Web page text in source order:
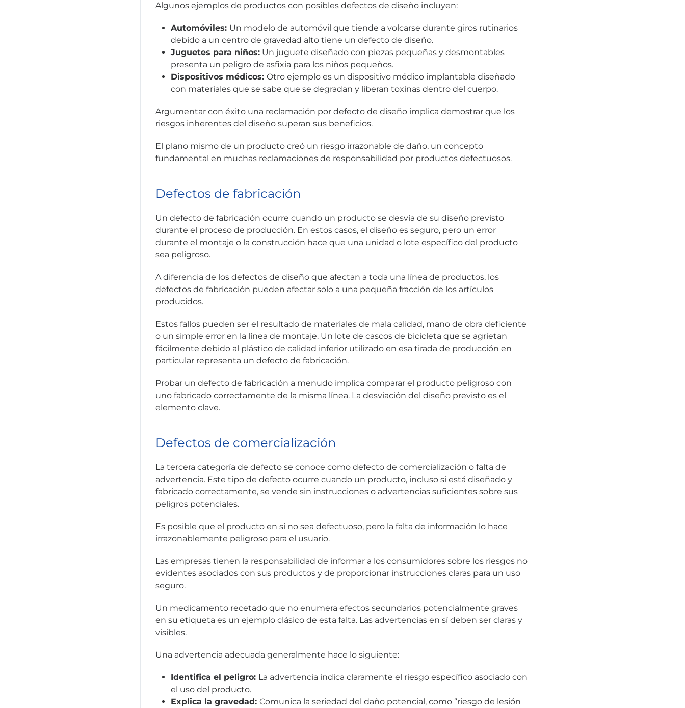
Algunos ejemplos de productos con posibles defectos de diseño incluyen:
Automóviles: Un modelo de automóvil que tiende a volcarse durante giros rutinarios
debido a un centro de gravedad alto tiene un defecto de diseño.
Juguetes para niños:Un juguete diseñado con piezas pequeñas y desmontables
presenta un peligro de asfixia para los niños pequeños.
Dispositivos médicos: Otro ejemplo es un dispositivo médico implantable diseñado
con materiales que se sabe que se degradan y liberan toxinas dentro del cuerpo.
Argumentar con éxito una reclamación por defecto de diseño implica demostrar que los
riesgos inherentes del diseño superan sus beneficios.
El plano mismo de un producto creó un riesgo irrazonable de daño, un concepto
fundamental en muchas reclamaciones de responsabilidad por productos defectuosos.
Defectos de fabricación
Un defecto de fabricación ocurre cuando un producto se desvía de su diseño previsto
durante el proceso de producción. En estos casos, el diseño es seguro, pero un error
durante el montaje o la construcción hace que una unidad o lote específico del producto
sea peligroso.
A diferencia de los defectos de diseño que afectan a toda una línea de productos, los
defectos de fabricación pueden afectar solo a una pequeña fracción de los artículos
producidos.
Estos fallos pueden ser el resultado de materiales de mala calidad, mano de obra deficiente
o un simple error en la línea de montaje. Un lote de cascos de bicicleta que se agrietan
fácilmente debido al plástico de calidad inferior utilizado en esa tirada de producción en
particular representa un defecto de fabricación.
Probar un defecto de fabricación a menudo implica comparar el producto peligroso con
uno fabricado correctamente de la misma línea. La desviación del diseño previsto es el
elemento clave.
Defectos de comercialización
La tercera categoría de defecto se conoce como defecto de comercialización o falta de
advertencia. Este tipo de defecto ocurre cuando un producto, incluso si está diseñado y
fabricado correctamente, se vende sin instrucciones o advertencias suficientes sobre sus
peligros potenciales.
Es posible que el producto en sí no sea defectuoso, pero la falta de información lo hace
irrazonablemente peligroso para el usuario.
Las empresas tienen la responsabilidad de informar a los consumidores sobre los riesgos no
evidentes asociados con sus productos y de proporcionar instrucciones claras para un uso
seguro.
Un medicamento recetado que no enumera efectos secundarios potencialmente graves
en su etiqueta es un ejemplo clásico de esta falta. Las advertencias en sí deben ser claras y
visibles.
Una advertencia adecuada generalmente hace lo siguiente:
Identifica el peligro: La advertencia indica claramente el riesgo específico asociado con
el uso del producto.
Explica la gravedad: Comunica la seriedad del daño potencial, como “riesgo de lesión